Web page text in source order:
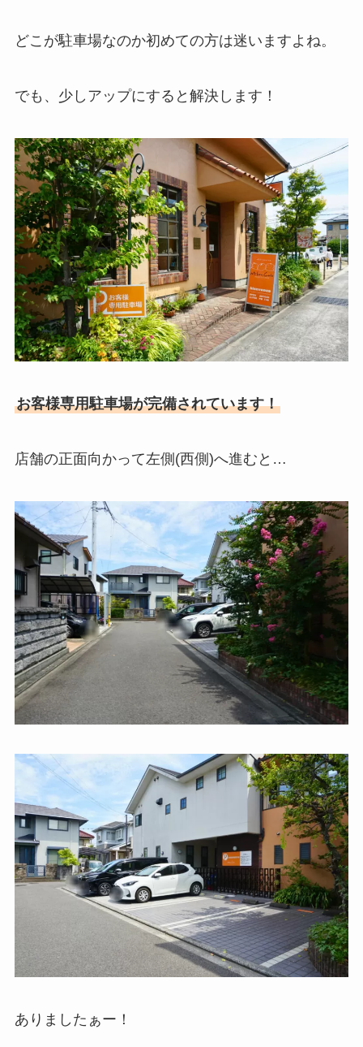
どこが駐車場なのか初めての方は迷いますよね。
でも、少しアップにすると解決します！
お客様専用駐車場が完備されています！
店舗の正面向かって左側(西側)へ進むと…
ありましたぁー！